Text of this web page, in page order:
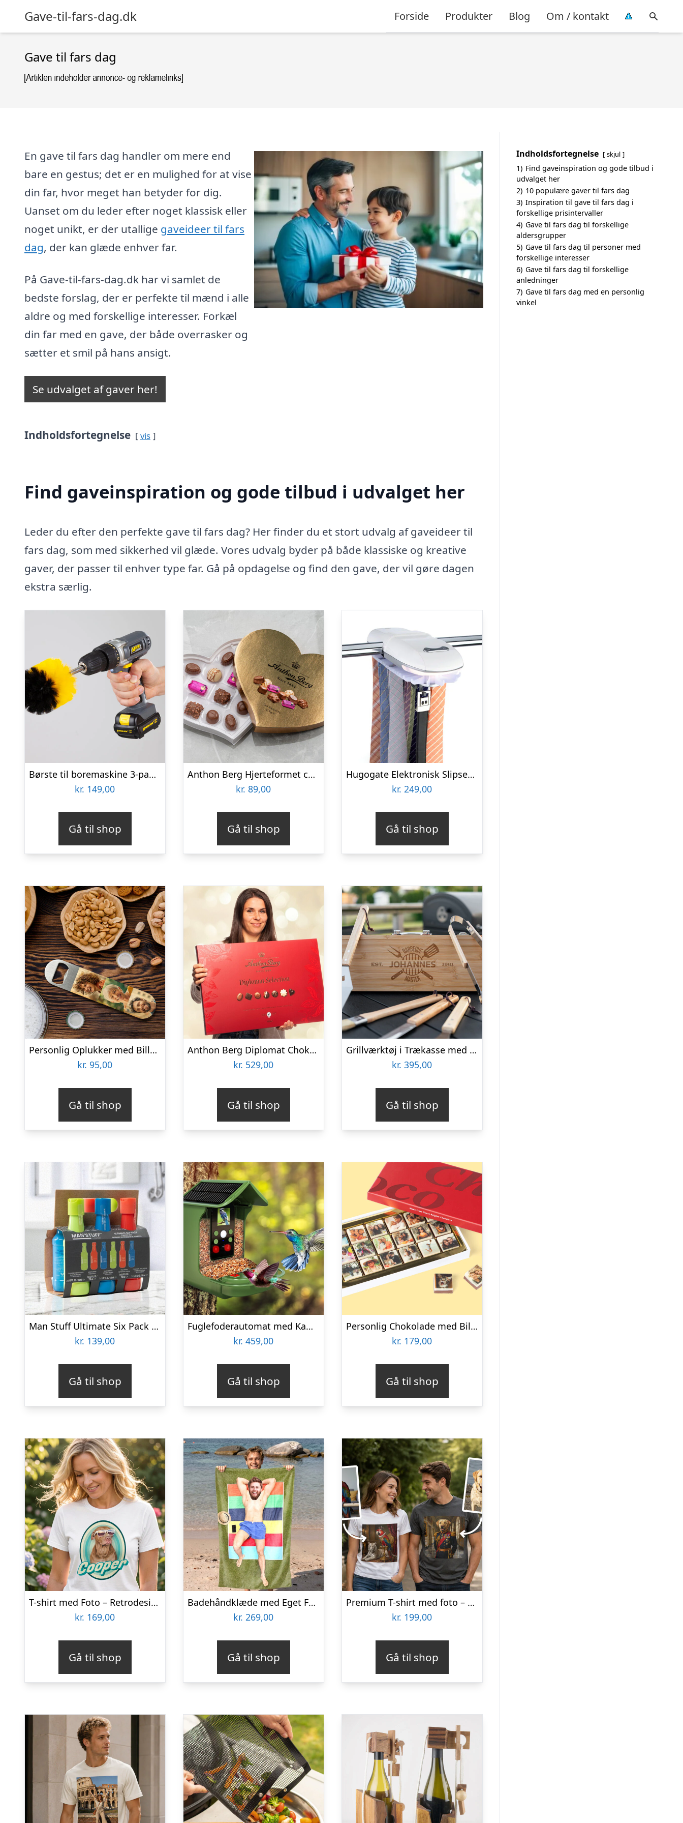
Gave-til-fars-dag.dk Forside Produkter Blog Om / kontakt
Gave til fars dag
En gave til fars dag handler om mere end
bare en gestus; det er en mulighed for at vise
din far, hvor meget han betyder for dig.
Uanset om du leder efter noget klassisk eller
noget unikt, er der utallige gaveideer til fars
dag, der kan glæde enhver far.
På Gave-til-fars-dag.dk har vi samlet de
bedste forslag, der er perfekte til mænd i alle
aldre og med forskellige interesser. Forkæl
din far med en gave, der både overrasker og
sætter et smil på hans ansigt.
Se udvalget af gaver her!
Indholdsfortegnelse vis
Find gaveinspiration og gode tilbud i udvalget her
Leder du efter den perfekte gave til fars dag? Her finder du et stort udvalg af gaveideer til
fars dag, som med sikkerhed vil glæde. Vores udvalg byder på både klassiske og kreative
gaver, der passer til enhver type far. Gå på opdagelse og find den gave, der vil gøre dagen
ekstra særlig.
Børste til boremaskine 3-pak – Wibbri
kr. 149,00
Gå til shop
Anthon Berg Hjerteformet chokoladeæske
kr. 89,00
Gå til shop
Hugogate Elektronisk Slipsebøjle
kr. 249,00
Gå til shop
Personlig Oplukker med Billeder
kr. 95,00
Gå til shop
Anthon Berg Diplomat Chokoladeæske
kr. 529,00
Gå til shop
Grillværktøj i Trækasse med Gravering – 5 Dele
kr. 395,00
Gå til shop
Man Stuff Ultimate Six Pack Badesæt
kr. 139,00
Gå til shop
Fuglefoderautomat med Kamera Denver BFC-1200
kr. 459,00
Gå til shop
Personlig Chokolade med Billeder
kr. 179,00
Gå til shop
T-shirt med Foto – Retrodesign kæledyr
kr. 169,00
Gå til shop
Badehåndklæde med Eget Foto – Sjovt Tryk
kr. 269,00
Gå til shop
Premium T-shirt med foto – Kongeligt dyreportræt
kr. 199,00
Gå til shop
Indholdsfortegnelse skjul
1) Find gaveinspiration og gode tilbud i
udvalget her
2) 10 populære gaver til fars dag
3) Inspiration til gave til fars dag i
forskellige prisintervaller
4) Gave til fars dag til forskellige
aldersgrupper
5) Gave til fars dag til personer med
forskellige interesser
6) Gave til fars dag til forskellige
anledninger
7) Gave til fars dag med en personlig
vinkel